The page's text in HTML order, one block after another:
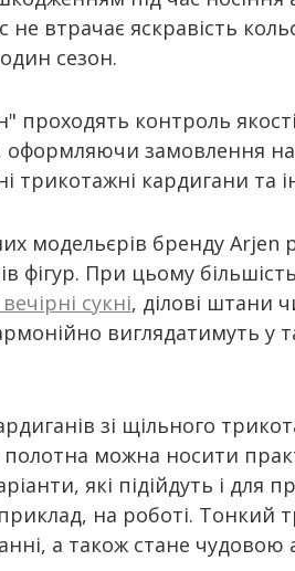
втрачає яскравість
сезон.
проходять контроль
оформляючи замовлення
трикотажні кардигани та
модельєрів бренду Arjen
фігур. При цьому
сукні, ділові штани
виглядатимуть
зі щільного
можна носити
які підійдуть і для
на роботі. Тонкий
а також стане